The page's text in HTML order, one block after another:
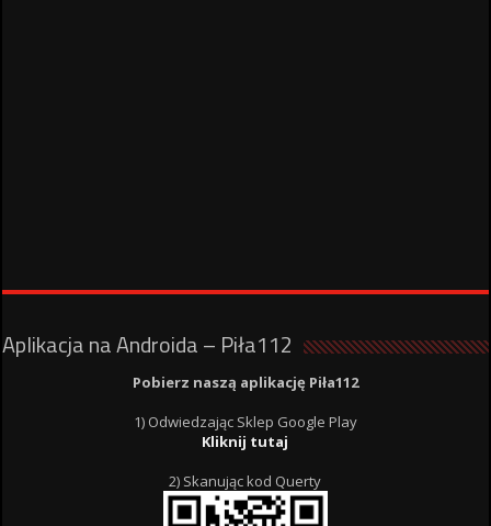
Aplikacja na Androida – Piła112
Pobierz naszą aplikację Piła112
1) Odwiedzając Sklep Google Play
Kliknij tutaj
2) Skanując kod Querty